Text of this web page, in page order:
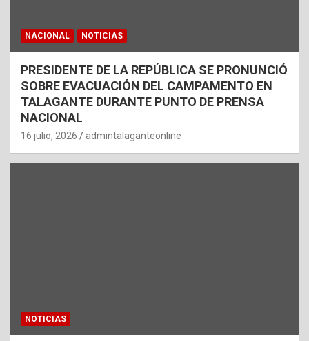
NACIONAL NOTICIAS
PRESIDENTE DE LA REPÚBLICA SE PRONUNCIÓ
SOBRE EVACUACIÓN DEL CAMPAMENTO EN
TALAGANTE DURANTE PUNTO DE PRENSA
NACIONAL
16 julio, 2026 admintalaganteonline
NOTICIAS